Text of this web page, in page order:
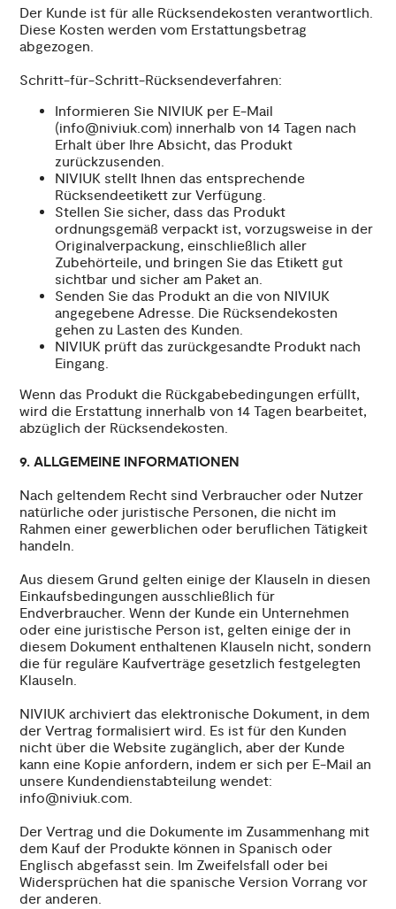
Der Kunde ist für alle Rücksendekosten verantwortlich.
Diese Kosten werden vom Erstattungsbetrag
abgezogen.
Schritt-für-Schritt-Rücksendeverfahren:
Informieren Sie NIVIUK per E-Mail
(info@niviuk.com) innerhalb von 14 Tagen nach
Erhalt über Ihre Absicht, das Produkt
zurückzusenden.
NIVIUK stellt Ihnen das entsprechende
Rücksendeetikett zur Verfügung.
Stellen Sie sicher, dass das Produkt
ordnungsgemäß verpackt ist, vorzugsweise in der
Originalverpackung, einschließlich aller
Zubehörteile, und bringen Sie das Etikett gut
sichtbar und sicher am Paket an.
Senden Sie das Produkt an die von NIVIUK
angegebene Adresse. Die Rücksendekosten
gehen zu Lasten des Kunden.
NIVIUK prüft das zurückgesandte Produkt nach
Eingang.
Wenn das Produkt die Rückgabebedingungen erfüllt,
wird die Erstattung innerhalb von 14 Tagen bearbeitet,
abzüglich der Rücksendekosten.
9. ALLGEMEINE INFORMATIONEN
Nach geltendem Recht sind Verbraucher oder Nutzer
natürliche oder juristische Personen, die nicht im
Rahmen einer gewerblichen oder beruflichen Tätigkeit
handeln.
Aus diesem Grund gelten einige der Klauseln in diesen
Einkaufsbedingungen ausschließlich für
Endverbraucher. Wenn der Kunde ein Unternehmen
oder eine juristische Person ist, gelten einige der in
diesem Dokument enthaltenen Klauseln nicht, sondern
die für reguläre Kaufverträge gesetzlich festgelegten
Klauseln.
NIVIUK archiviert das elektronische Dokument, in dem
der Vertrag formalisiert wird. Es ist für den Kunden
nicht über die Website zugänglich, aber der Kunde
kann eine Kopie anfordern, indem er sich per E-Mail an
unsere Kundendienstabteilung wendet:
info@niviuk.com.
Der Vertrag und die Dokumente im Zusammenhang mit
dem Kauf der Produkte können in Spanisch oder
Englisch abgefasst sein. Im Zweifelsfall oder bei
Widersprüchen hat die spanische Version Vorrang vor
der anderen.